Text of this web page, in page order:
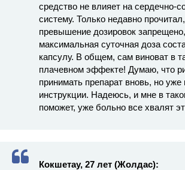
средство не влияет на сердечно-
систему. Только недавно
превышение дозировок
максимальная суточная доза
капсулу. В общем, сам виноват в
плачевном эффекте! Думаю, что
принимать препарат вновь, но уже
инструкции. Надеюсь, и мне в
поможет, уже больно все хвалят
Кокшетау, 27 лет (Жолдас):